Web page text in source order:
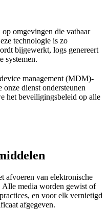
omgevingen die vatbaar
technologie is zo
bijgewerkt, logs genereert
systemen.
management (MDM)-
onze dienst ondersteunen
het beveiligingsbeleid op alle
afvoeren van elektronische
media worden gewist of
en voor elk vernietigd
afgegeven.